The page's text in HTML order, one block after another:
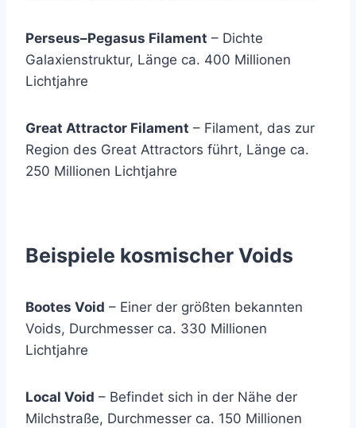
Perseus–Pegasus Filament – Dichte
Galaxienstruktur, Länge ca. 400 Millionen
Lichtjahre
Great Attractor Filament – Filament, das zur
Region des Great Attractors führt, Länge ca.
250 Millionen Lichtjahre
Beispiele kosmischer Voids
Bootes Void – Einer der größten bekannten
Voids, Durchmesser ca. 330 Millionen
Lichtjahre
Local Void – Befindet sich in der Nähe der
Milchstraße, Durchmesser ca. 150 Millionen